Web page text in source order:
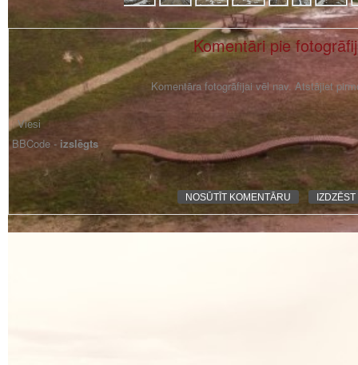
Komentāri pie
Komentāra fotogrāfijai vēl nav. Atstājiet
BBCode - izslēgts